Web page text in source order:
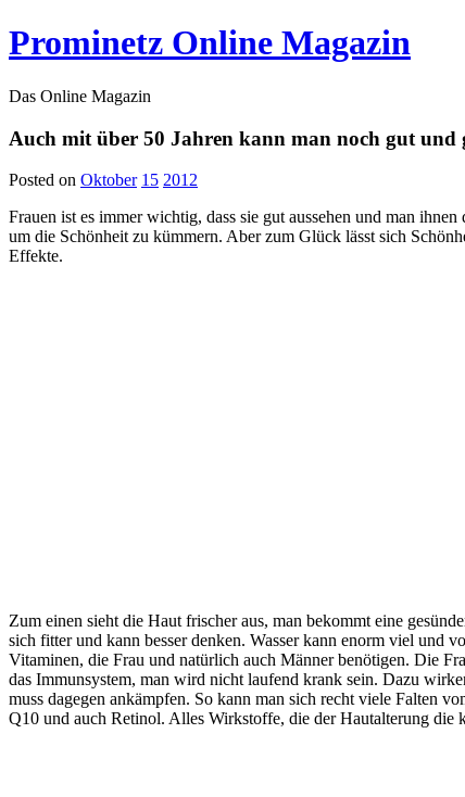
Prominetz Online Magazin
Das Online Magazin
Auch mit über 50 Jahren kann man noch gut und
Posted on Oktober 15 2012
Frauen ist es immer wichtig, dass sie gut aussehen und man
um die Schönheit zu kümmern. Aber zum Glück lässt sich
Effekte.
Zum einen sieht die Haut frischer aus, man bekommt eine
sich fitter und kann besser denken. Wasser kann enorm viel und
Vitaminen, die Frau und natürlich auch Männer benötigen. Die
das Immunsystem, man wird nicht laufend krank sein. Dazu
muss dagegen ankämpfen. So kann man sich recht viele Falten
Q10 und auch Retinol. Alles Wirkstoffe, die der Hautalterung die